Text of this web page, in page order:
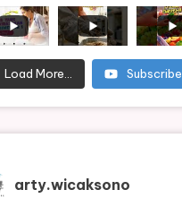
Load More... Subscribe
arty.wicaksono